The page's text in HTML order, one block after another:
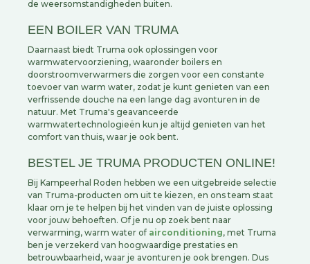
de weersomstandigheden buiten.
EEN BOILER VAN TRUMA
Daarnaast biedt Truma ook oplossingen voor
warmwatervoorziening, waaronder boilers en
doorstroomverwarmers die zorgen voor een constante
toevoer van warm water, zodat je kunt genieten van een
verfrissende douche na een lange dag avonturen in de
natuur. Met Truma's geavanceerde
warmwatertechnologieën kun je altijd genieten van het
comfort van thuis, waar je ook bent.
BESTEL JE TRUMA PRODUCTEN ONLINE!
Bij Kampeerhal Roden hebben we een uitgebreide selectie
van Truma-producten om uit te kiezen, en ons team staat
klaar om je te helpen bij het vinden van de juiste oplossing
voor jouw behoeften. Of je nu op zoek bent naar
verwarming, warm water of airconditioning, met Truma
ben je verzekerd van hoogwaardige prestaties en
betrouwbaarheid, waar je avonturen je ook brengen. Dus